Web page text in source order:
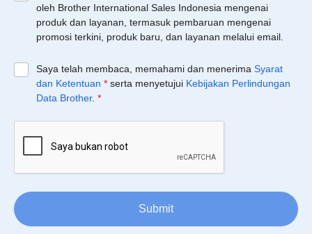
oleh Brother International Sales Indonesia mengenai
produk dan layanan, termasuk pembaruan mengenai
promosi terkini, produk baru, dan layanan melalui email.
Saya telah membaca, memahami dan menerima Syarat
dan Ketentuan * serta menyetujui Kebijakan Perlindungan
Data Brother. *
Submit